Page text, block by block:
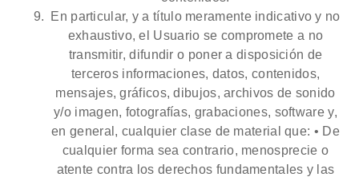
En particular, y a título meramente indicativo y no
exhaustivo, el Usuario se compromete a no
transmitir, difundir o poner a disposición de
terceros informaciones, datos, contenidos,
mensajes, gráficos, dibujos, archivos de sonido
y/o imagen, fotografías, grabaciones, software y,
en general, cualquier clase de material que: • De
cualquier forma sea contrario, menosprecie o
atente contra los derechos fundamentales y las